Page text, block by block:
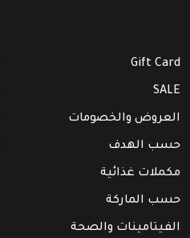
Gift Card
SALE
العروض والخصومات
حسب الهدف
مكملات غذائية
حسب الماركة
الفيتامينات والصحة